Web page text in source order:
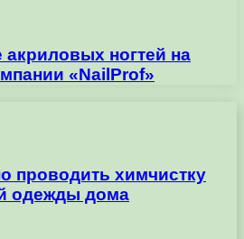
ногтей на
«NailProf»
проводить химчистку
одежды дома